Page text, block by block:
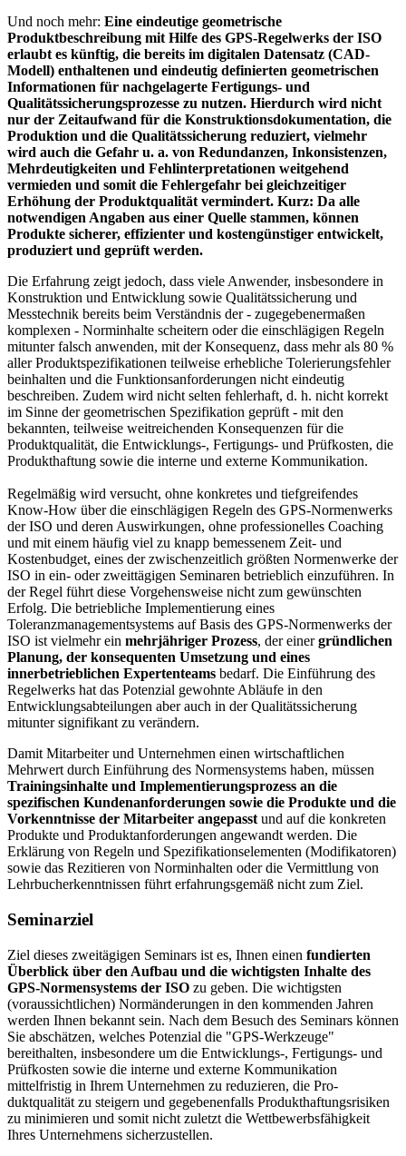
Und noch mehr: Eine eindeutige geometrische
Produktbeschreibung mit Hilfe des GPS-Regelwerks der ISO
erlaubt es künftig, die bereits im digitalen Datensatz (CAD-
Modell) enthaltenen und eindeutig definierten geometrischen
Informationen für nachgelagerte Fertigungs- und
Qualitätssicherungsprozesse zu nutzen. Hierdurch wird nicht
nur der Zeitaufwand für die Konstruktionsdokumentation, die
Produktion und die Qualitätssicherung reduziert, vielmehr
wird auch die Gefahr u. a. von Redundanzen, Inkonsistenzen,
Mehrdeutigkeiten und Fehlinterpretationen weitgehend
vermieden und somit die Fehlergefahr bei gleichzeitiger
Erhöhung der Produktqualität vermindert. Kurz: Da alle
notwendigen Angaben aus einer Quelle stammen, können
Produkte sicherer, effizienter und kostengünstiger entwickelt,
produziert und geprüft werden.
Die Erfahrung zeigt jedoch, dass viele Anwender, insbesondere in
Konstruktion und Entwicklung sowie Qualitätssicherung und
Messtechnik bereits beim Verständnis der - zugegebenermaßen
komplexen - Norminhalte scheitern oder die einschlägigen Regeln
mitunter falsch anwenden, mit der Konsequenz, dass mehr als 80 %
aller Produktspezifikationen teilweise erhebliche Tolerierungsfehler
beinhalten und die Funktionsanforderungen nicht eindeutig
beschreiben. Zudem wird nicht selten fehlerhaft, d. h. nicht korrekt
im Sinne der geometrischen Spezifikation geprüft - mit den
bekannten, teilweise weitreichenden Konsequenzen für die
Produktqualität, die Entwicklungs-, Fertigungs- und Prüfkosten, die
Produkthaftung sowie die interne und externe Kommunikation.
Regelmäßig wird versucht, ohne konkretes und tiefgreifendes
Know-How über die einschlägigen Regeln des GPS-Normenwerks
der ISO und deren Auswirkungen, ohne professionelles Coaching
und mit einem häufig viel zu knapp bemessenem Zeit- und
Kostenbudget, eines der zwischenzeitlich größten Normenwerke der
ISO in ein- oder zweittägigen Seminaren betrieblich einzuführen. In
der Regel führt diese Vorgehensweise nicht zum gewünschten
Erfolg. Die betriebliche Implementierung eines
Toleranzmanagementsystems auf Basis des GPS-Normenwerks der
ISO ist vielmehr ein mehrjähriger Prozess, der einergründlichen
Planung, der konsequenten Umsetzung und eines
innerbetrieblichen Expertenteams bedarf. Die Einführung des
Regelwerks hat das Potenzial gewohnte Abläufe in den
Entwicklungsabteilungen aber auch in der Qualitätssicherung
mitunter signifikant zu verändern.
Damit Mitarbeiter und Unternehmen einen wirtschaftlichen
Mehrwert durch Einführung des Normensystems haben, müssen
Trainingsinhalte und Implementierungsprozess an die
spezifischen Kundenanforderungen sowie die Produkte und die
Vorkenntnisse der Mitarbeiter angepasst und auf die konkreten
Produkte und Produktanforderungen angewandt werden. Die
Erklärung von Regeln und Spezifikationselementen (Modifikatoren)
sowie das Rezitieren von Norminhalten oder die Vermittlung von
Lehrbucherkenntnissen führt erfahrungsgemäß nicht zum Ziel.
Seminarziel
Ziel dieses zweitägigen Seminars ist es, Ihnen einen fundierten
Überblick über den Aufbau und die wichtigsten Inhalte des
GPS-Normensystems der ISO zu geben. Die wichtigsten
(voraussichtlichen) Normänderun­gen in den kommenden Jahren
werden Ihnen bekannt sein. Nach dem Besuch des Seminars können
Sie abschät­zen, welches Potenzial die "GPS-Werkzeuge"
bereithalten, insbesondere um die Entwicklungs-, Ferti­gungs- und
Prüfkosten sowie die interne und externe Kommunikation
mittelfristig in Ihrem Unternehmen zu reduzieren, die Pro­
duktqualität zu stei­gern und gegebenenfalls Produkthaftungsrisiken
zu minimieren und somit nicht zuletzt die Wettbewerbsfähigkeit
Ihres Unternehmens sicherzustellen.